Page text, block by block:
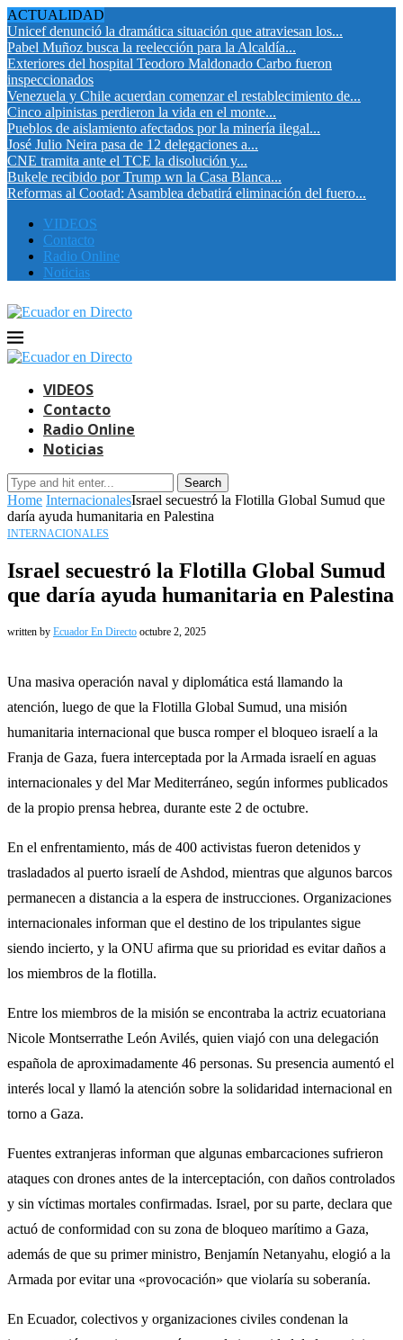
ACTUALIDAD
Unicef denunció la dramática situación que atraviesan los...
Pabel Muñoz busca la reelección para la Alcaldía...
Exteriores del hospital Teodoro Maldonado Carbo fueron
inspeccionados
Venezuela y Chile acuerdan comenzar el restablecimiento de...
Cinco alpinistas perdieron la vida en el monte...
Pueblos de aislamiento afectados por la minería ilegal...
José Julio Neira pasa de 12 delegaciones a...
CNE tramita ante el TCE la disolución y...
Bukele recibido por Trump wn la Casa Blanca...
Reformas al Cootad: Asamblea debatirá eliminación del fuero...
VIDEOS
Contacto
Radio Online
Noticias
VIDEOS
Contacto
Radio Online
Noticias
Search
Home InternacionalesIsrael secuestró la Flotilla Global Sumud que
daría ayuda humanitaria en Palestina
INTERNACIONALES
Israel secuestró la Flotilla Global Sumud
que daría ayuda humanitaria en Palestina
written by Ecuador En Directo octubre 2, 2025
Una masiva operación naval y diplomática está llamando la
atención, luego de que la Flotilla Global Sumud, una misión
humanitaria internacional que busca romper el bloqueo israelí a la
Franja de Gaza, fuera interceptada por la Armada israelí en aguas
internacionales y del Mar Mediterráneo, según informes publicados
de la propio prensa hebrea, durante este 2 de octubre.
En el enfrentamiento, más de 400 activistas fueron detenidos y
trasladados al puerto israelí de Ashdod, mientras que algunos barcos
permanecen a distancia a la espera de instrucciones. Organizaciones
internacionales informan que el destino de los tripulantes sigue
siendo incierto, y la ONU afirma que su prioridad es evitar daños a
los miembros de la flotilla.
Entre los miembros de la misión se encontraba la actriz ecuatoriana
Nicole Montserrathe León Avilés, quien viajó con una delegación
española de aproximadamente 46 personas. Su presencia aumentó el
interés local y llamó la atención sobre la solidaridad internacional en
torno a Gaza.
Fuentes extranjeras informan que algunas embarcaciones sufrieron
ataques con drones antes de la interceptación, con daños controlados
y sin víctimas mortales confirmadas. Israel, por su parte, declara que
actuó de conformidad con su zona de bloqueo marítimo a Gaza,
además de que su primer ministro, Benjamín Netanyahu, elogió a la
Armada por evitar una «provocación» que violaría su soberanía.
En Ecuador, colectivos y organizaciones civiles condenan la